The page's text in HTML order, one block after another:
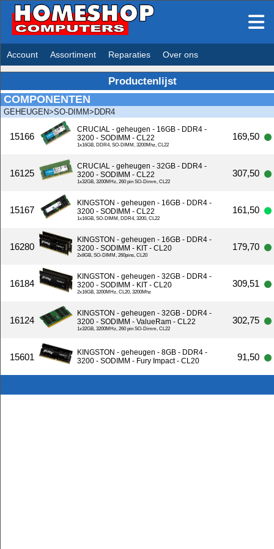
Account Assortiment Reparaties Over ons
Productenlijst
COMPONENTEN
GEHEUGEN>SO-DIMM>DDR4
15166
CRUCIAL - geheugen - 16GB - DDR4 -
3200 - SODIMM - CL22
1x16GB, DDR4, SO-DIMM, 3200Mhz, CL22
169,50
16125
CRUCIAL - geheugen - 32GB - DDR4 -
3200 - SODIMM - CL22
1x32GB, 3200MHz, 260 pin SO-Dimm, CL22
307,50
15167
KINGSTON - geheugen - 16GB - DDR4 -
3200 - SODIMM - CL22
1x16GB, SO-DIMM, DDR4, 3200, CL22
161,50
16280
KINGSTON - geheugen - 16GB - DDR4 -
3200 - SODIMM - KIT - CL20
2x8GB, SO-DIMM, 260pins, CL20
179,70
16184
KINGSTON - geheugen - 32GB - DDR4 -
3200 - SODIMM - KIT - CL20
2x16GB, 3200MHz, CL20, 3200Mhz
309,51
16124
KINGSTON - geheugen - 32GB - DDR4 -
3200 - SODIMM - ValueRam - CL22
1x32GB, 3200MHz, 260 pin SO-Dimm, CL22
302,75
15601
KINGSTON - geheugen - 8GB - DDR4 -
3200 - SODIMM - Fury Impact - CL20
91,50